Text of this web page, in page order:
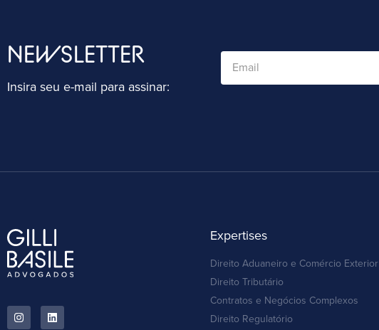
NEWSLETTER
Insira seu e-mail para assinar:
Expertises
Direito Aduaneiro e Comércio Exterior
Direito Tributário
Contratos e Negócios Complexos
Direito Regulatório